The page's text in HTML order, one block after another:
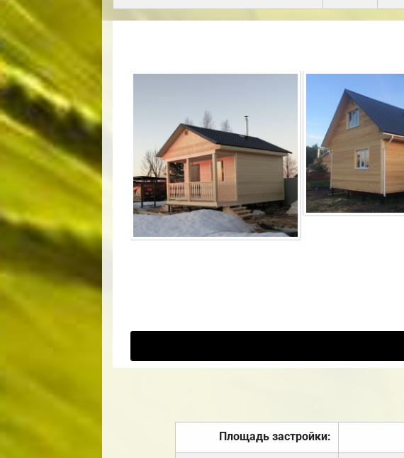
Площадь застройки: